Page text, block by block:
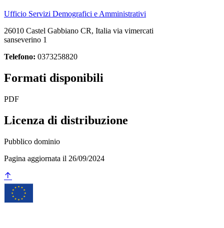
Ufficio Servizi Demografici e Amministrativi
26010 Castel Gabbiano CR, Italia via vimercati
sanseverino 1
Telefono: 0373258820
Formati disponibili
PDF
Licenza di distribuzione
Pubblico dominio
Pagina aggiornata il 26/09/2024